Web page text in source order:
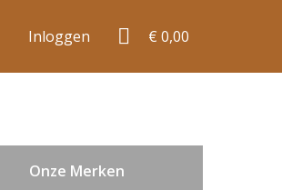
Inloggen € 0,00
Onze Merken